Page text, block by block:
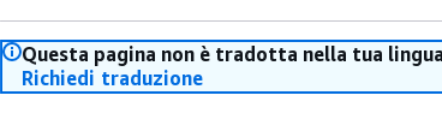
Questa pagina non è tradotta nella tua
Richiedi traduzione